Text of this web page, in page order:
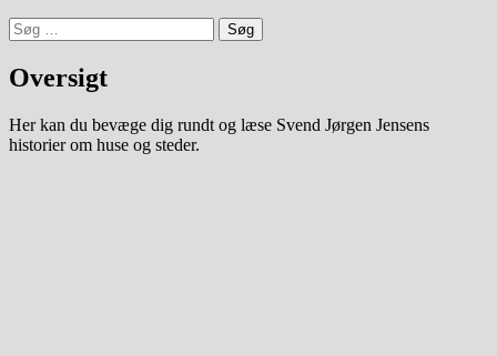
Søg
efter:
Oversigt
Her kan du bevæge dig rundt og læse Svend Jørgen Jensens
historier om huse og steder.